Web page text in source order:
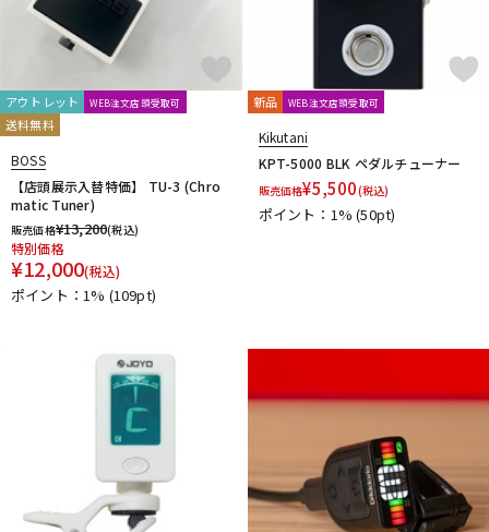
アウトレット WEB注文店頭受取可
送料無料
BOSS
【店頭展示入替特価】 TU-3 (Chro
matic Tuner)
販売価格¥13,200(税込)
特別価格
¥12,000(税込)
ポイント：1% (109pt)
新品 WEB注文店頭受取可
Kikutani
KPT-5000 BLK ペダルチューナー
販売価格¥5,500(税込)
ポイント：1%(50pt)